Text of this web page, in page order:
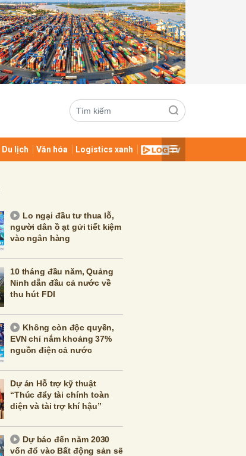
Du lịch Văn hóa Logistics xanh
Lo ngại đầu tư thua lỗ,
người dân ồ ạt gửi tiết kiệm
vào ngân hàng
10 tháng đầu năm, Quảng
Ninh dẫn đầu cả nước về
thu hút FDI
Không còn độc quyền,
EVN chỉ nắm khoảng 37%
nguồn điện cả nước
Dự án Hỗ trợ kỹ thuật
“Thúc đẩy tài chính toàn
diện và tài trợ khí hậu”
Dự báo đến năm 2030
vốn đổ vào Bất động sản sẽ